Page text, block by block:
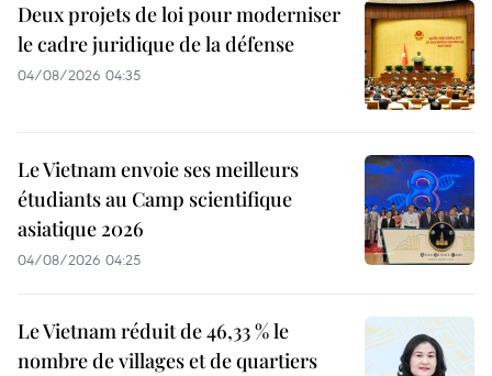
Deux projets de loi pour moderniser
le cadre juridique de la défense
04/08/2026 04:35
Le Vietnam envoie ses meilleurs
étudiants au Camp scientifique
asiatique 2026
04/08/2026 04:25
Le Vietnam réduit de 46,33 % le
nombre de villages et de quartiers